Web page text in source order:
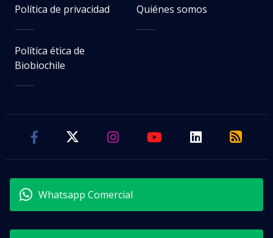
Política de privacidad Quiénes somos
Política ética de
Biobiochile
Whatsapp Comercial